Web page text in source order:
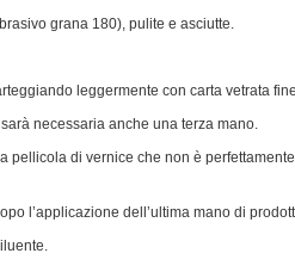
grana 180), pulite e asciutte.
leggermente con carta vetrata
necessaria anche una terza mano.
pellicola di vernice che non è
l’applicazione dell’ultima mano di